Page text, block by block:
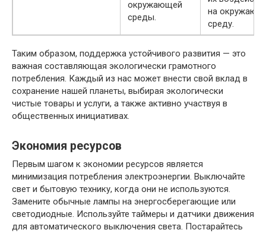
окружающей
среды.
на
среду.
Таким образом, поддержка устойчивого развития — это
важная составляющая экологически грамотного
потребления. Каждый из нас может внести свой вклад в
сохранение нашей планеты, выбирая экологически
чистые товары и услуги, а также активно участвуя в
общественных инициативах.
Экономия ресурсов
Первым шагом к экономии ресурсов является
минимизация потребления электроэнергии. Выключайте
свет и бытовую технику, когда они не используются.
Замените обычные лампы на энергосберегающие или
светодиодные. Используйте таймеры и датчики движения
для автоматического выключения света. Постарайтесь